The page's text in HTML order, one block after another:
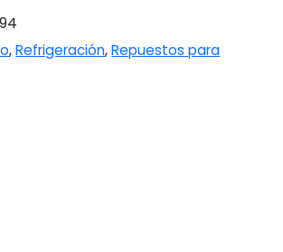
,Refrigeración,Repuestos para